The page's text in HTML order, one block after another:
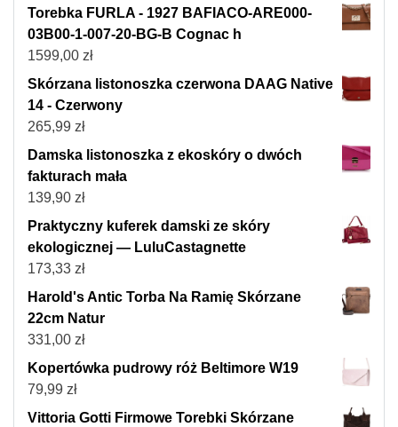
Torebka FURLA - 1927 BAFIACO-ARE000-
03B00-1-007-20-BG-B Cognac h
1599,00 zł
Skórzana listonoszka czerwona DAAG Native
14 - Czerwony
265,99 zł
Damska listonoszka z ekoskóry o dwóch
fakturach mała
139,90 zł
Praktyczny kuferek damski ze skóry
ekologicznej — LuluCastagnette
173,33 zł
Harold's Antic Torba Na Ramię Skórzane
22cm Natur
331,00 zł
Kopertówka pudrowy róż Beltimore W19
79,99 zł
Vittoria Gotti Firmowe Torebki Skórzane